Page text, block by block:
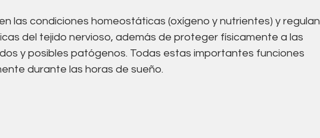
las condiciones homeostáticas (oxígeno y nutrientes) y regulan
del tejido nervioso, además de proteger físicamente a las
y posibles patógenos. Todas estas importantes funciones
durante las horas de sueño.